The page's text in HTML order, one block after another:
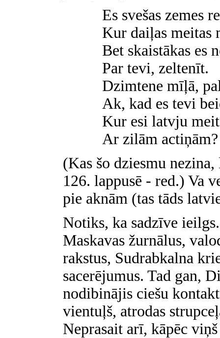
Es svešas zemes
Kur daiļas meitas
Bet skaistākas es
Par tevi, zeltenīt.
Dzimtene mīļā,
Ak, kad es tevi
Kur esi latvju
Ar zilām actiņām?
(Kas šo dziesmu
126. lappusē - red.) Va
pie aknām (tas tāds
Notiks, ka sadzīve
Maskavas žurnālus,
rakstus, Sudrabkalna
sacerējumus. Tad gan,
nodibinājis ciešu
vientuļš, atrodas
Neprasait arī, kāpēc